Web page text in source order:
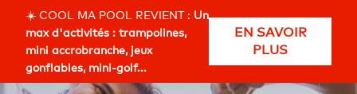
☀️ COOL MA POOL REVIENT : Un
max d'activités : trampolines,
mini accrobranche, jeux
gonflables, mini-golf...
EN SAVOIR
PLUS